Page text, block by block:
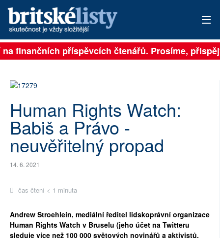
PŘIHLÁSIT
ROZHOVORY
TÉMATA
NEJČTENĚJŠÍ ZA 7 DNÍ
AUTOŘI
PŘÍSPĚVKY NA PROVOZ
SOCIÁLNÍ SÍTĚ
na finančních příspěvcích čtenářů. Prosíme,
Human Rights Watch:
Babiš a Právo -
neuvěřitelný propad
14. 6. 2021
čas čtení < 1 minuta
Andrew Stroehlein, mediální ředitel lidskoprávní organizace
Human Rights Watch v Bruselu (jeho účet na Twitteru
sleduje více než 100 000 světových novinářů a aktivistů,